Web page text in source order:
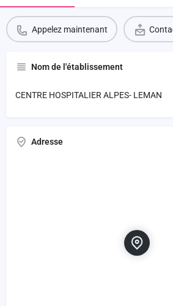
Appelez maintenant
Nom de l'établissement
CENTRE HOSPITALIER ALPES- LEMAN
Adresse